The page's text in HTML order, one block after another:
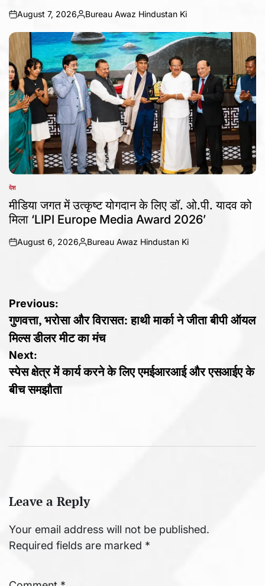
on
August 7, 2026
Posted
by
Bureau Awaz Hindustan Ki
POSTED
IN
देश
मीडिया जगत में उत्कृष्ट योगदान के लिए डॉ. ओ.पी. यादव को
मिला ‘LIPI Europe Media Award 2026’
on
August 6, 2026
Posted
Bureau Awaz Hindustan Ki
Post
navigation
Previous:
गुणवत्ता, भरोसा और विरासत: हाथी मार्का ने जीता बीपी ऑयल
मिल्स डीलर मीट का मंच
Next:
स्पेस क्षेत्र में कार्य करने के लिए एमईआरआई और एसआईए के
बीच समझौता
Leave a Reply
Your email address will not be published.
Required fields are marked *